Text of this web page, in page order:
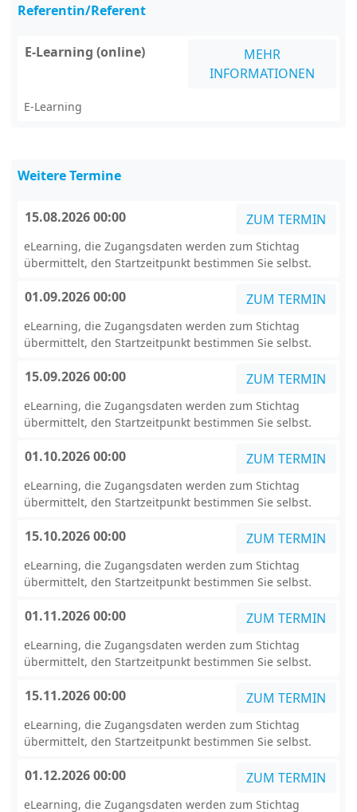
Referentin/Referent
E-Learning (online)
MEHR
INFORMATIONEN
E-Learning
Weitere Termine
15.08.2026 00:00 ZUM TERMIN
eLearning, die Zugangsdaten werden zum Stichtag
übermittelt, den Startzeitpunkt bestimmen Sie selbst.
01.09.2026 00:00 ZUM TERMIN
eLearning, die Zugangsdaten werden zum Stichtag
übermittelt, den Startzeitpunkt bestimmen Sie selbst.
15.09.2026 00:00 ZUM TERMIN
eLearning, die Zugangsdaten werden zum Stichtag
übermittelt, den Startzeitpunkt bestimmen Sie selbst.
01.10.2026 00:00 ZUM TERMIN
eLearning, die Zugangsdaten werden zum Stichtag
übermittelt, den Startzeitpunkt bestimmen Sie selbst.
15.10.2026 00:00 ZUM TERMIN
eLearning, die Zugangsdaten werden zum Stichtag
übermittelt, den Startzeitpunkt bestimmen Sie selbst.
01.11.2026 00:00 ZUM TERMIN
eLearning, die Zugangsdaten werden zum Stichtag
übermittelt, den Startzeitpunkt bestimmen Sie selbst.
15.11.2026 00:00 ZUM TERMIN
eLearning, die Zugangsdaten werden zum Stichtag
übermittelt, den Startzeitpunkt bestimmen Sie selbst.
01.12.2026 00:00 ZUM TERMIN
eLearning, die Zugangsdaten werden zum Stichtag